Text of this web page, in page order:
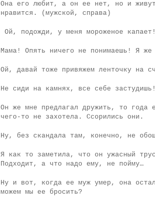
Она его любит, а он ее нет, но и
нравится. (мужской, справа)
Ой, подожди, у меня мороженое
Мама! Опять ничего не понимаешь! Я же
Ой, давай тоже привяжем ленточку на
Не сиди на камнях, все себе
Он же мне предлагал дружить, то года
чего-то не захотела. Ссорились они.
Ну, без скандала там, конечно, не
Я как то заметила, что он ужасный
Подходит, а что надо ему, не пойму…
Ну и вот, когда ее муж умер, она
можем мы ее бросить?